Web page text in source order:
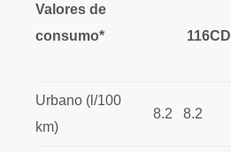
Valores de
consumo*
116CDI
Urbano (l/100
km)
8.2 8.2